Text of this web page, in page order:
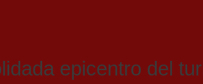
epicentro del